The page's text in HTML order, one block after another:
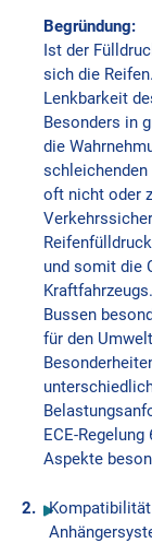
Begründung:
Ist der
sich die
Lenkbarkeit
Besonders in
die
schleichenden
oft nicht oder
und somit die
Bussen
für den
ECE-
Aspekte
Kompatibilität